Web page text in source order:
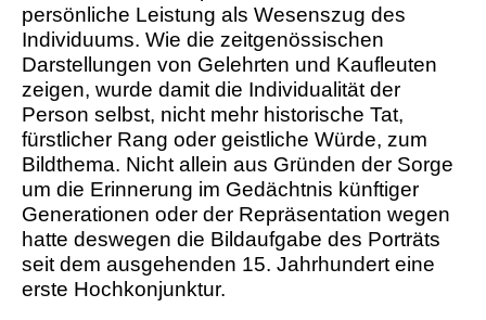
persönliche Leistung als Wesenszug des
Individuums. Wie die zeitgenössischen
Darstellungen von Gelehrten und Kaufleuten
zeigen, wurde damit die Individualität der
Person selbst, nicht mehr historische Tat,
fürstlicher Rang oder geistliche Würde, zum
Bildthema. Nicht allein aus Gründen der Sorge
um die Erinnerung im Gedächtnis künftiger
Generationen oder der Repräsentation wegen
hatte deswegen die Bildaufgabe des Porträts
seit dem ausgehenden 15. Jahrhundert eine
erste Hochkonjunktur.